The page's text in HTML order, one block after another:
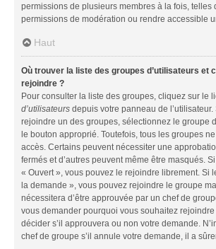
permissions de plusieurs membres à la fois, telles
permissions de modération ou rendre accessible
Haut
Où trouver la liste des groupes d’utilisateurs et
rejoindre ?
Pour consulter la liste des groupes, cliquez sur le
d’utilisateurs depuis votre panneau de
rejoindre un des groupes, sélectionnez le groupe
le bouton approprié. Toutefois, tous les groupes
accès. Certains peuvent nécessiter une
fermés et d’autres peuvent même être masqués.
« Ouvert », vous pouvez le rejoindre librement. Si
la demande », vous pouvez rejoindre le groupe
nécessitera d’être approuvée par un chef de
vous demander pourquoi vous souhaitez
décider s’il approuvera ou non votre demande.
chef de groupe s’il annule votre demande, il a